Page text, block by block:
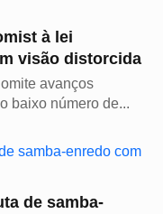
à lei
visão distorcida
avanços
baixo número de...
de samba-